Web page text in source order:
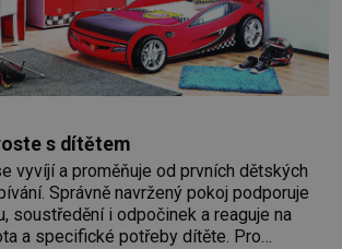
s dítětem
vyvíjí a proměňuje od prvních dětských
Správně navržený pokoj podporuje
soustředění i odpočinek a reaguje na
a specifické potřeby dítěte. Pro